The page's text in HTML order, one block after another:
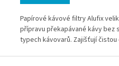
Papírové kávové filtry Alufix
přípravu překapávané kávy bez
typech kávovarů. Zajišťují čistou